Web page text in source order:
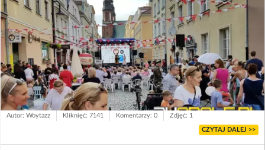
Autor: Woytazz Kliknięć: 7141 Komentarzy: 0 Zdjęć: 1
CZYTAJ DALEJ >>